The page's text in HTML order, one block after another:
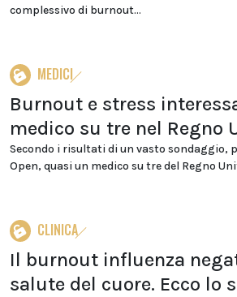
complessivo di burnout...
MEDICI
Burnout e stress
medico su tre nel Regno
Secondo i risultati di un vasto sondaggio,
Open, quasi un medico su tre del Regno
CLINICA
Il burnout influenza
salute del cuore. Ecco lo